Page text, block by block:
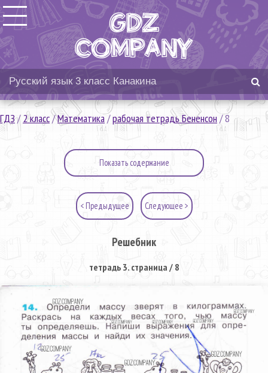
ГДЗ/2 класс/Математика/рабочая тетрадь Бененсон /8
Показать содержание
< Предыдущее Следующее >
Решебник
тетрадь 3. страница / 8